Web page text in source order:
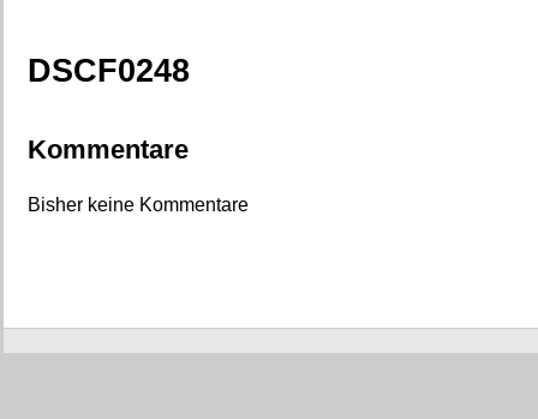
DSCF0248
Kommentare
Bisher keine Kommentare